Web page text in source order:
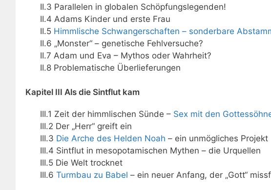
II.3 Parallelen in globalen Schöpfungslegenden!
II.4 Adams Kinder und erste Frau
II.5 Himmlische Schwangerschaften – sonderbare
II.6 „Monster“ – genetische Fehlversuche?
II.7 Adam und Eva – Mythos oder Wahrheit?
II.8 Problematische Überlieferungen
Kapitel III Als die Sintflut kam
III.1 Zeit der himmlischen Sünde – Sex mit den
III.2 Der „Herr“ greift ein
III.3 Die Arche des Helden Noah – ein unmögliches Projekt
III.4 Sintflut in mesopotamischen Mythen – die Urquellen
III.5 Die Welt trocknet
III.6 Turmbau zu Babel – ein neuer Anfang, der „Gott“